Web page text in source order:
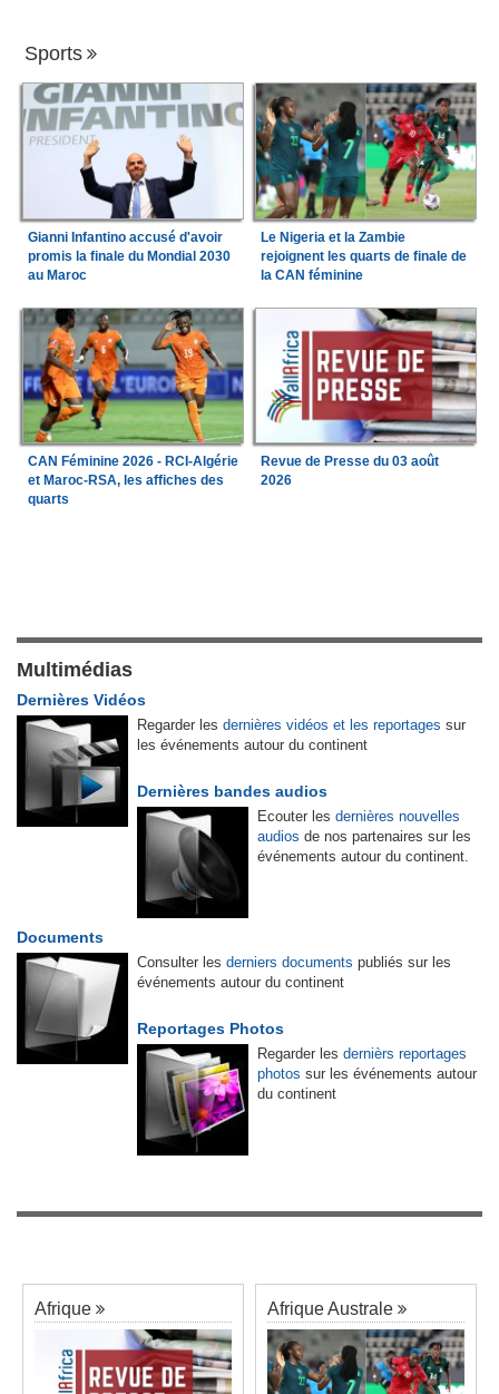
Sports
Gianni Infantino accusé d'avoir
promis la finale du Mondial 2030
au Maroc
Le Nigeria et la Zambie
rejoignent les quarts de finale de
la CAN féminine
CAN Féminine 2026 - RCI-Algérie
et Maroc-RSA, les affiches des
quarts
Revue de Presse du 03 août
2026
Multimédias
Dernières Vidéos
Regarder les dernières vidéos et les reportages sur
les événements autour du continent
Dernières bandes audios
Ecouter les dernières nouvelles
audios de nos partenaires sur les
événements autour du continent.
Documents
Consulter les derniers documents publiés sur les
événements autour du continent
Reportages Photos
Regarder les dernièrs reportages
photos sur les événements autour
du continent
Afrique Afrique Australe